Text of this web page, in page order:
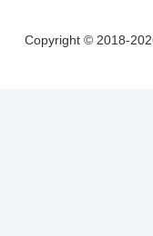
Copyright © 2018-